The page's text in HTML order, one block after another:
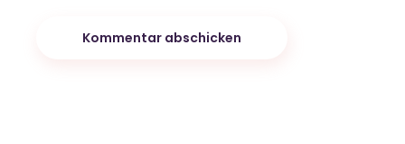
Kommentar abschicken